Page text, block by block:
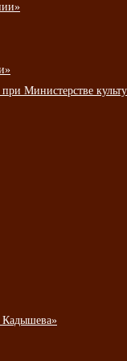
Министерстве
Кадышева»